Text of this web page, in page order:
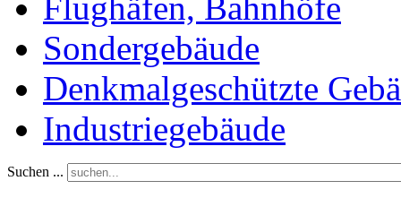
Sondergebäude
Denkmalgeschützte
Industriegebäude
Suchen ...